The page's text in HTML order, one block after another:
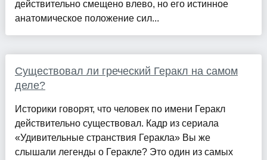
действительно смещено влево, но его истинное
анатомическое положение сил...
Существовал ли греческий Геракл на самом
деле?
Историки говорят, что человек по имени Геракл
действительно существовал. Кадр из сериала
«Удивительные странствия Геракла» Вы же
слышали легенды о Геракле? Это один из самых